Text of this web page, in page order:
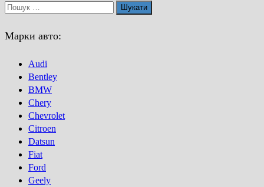
Пошук:
Марки авто:
Audi
Bentley
BMW
Chery
Chevrolet
Citroen
Datsun
Fiat
Ford
Geely